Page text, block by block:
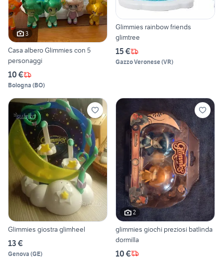
3
Casa albero Glimmies con 5
personaggi
10 €
Bologna (BO)
Glimmies rainbow friends
glimtree
15 €
Gazzo Veronese(VR)
Glimmies giostra glimheel
13 €
Genova (GE)
2
glimmies giochi preziosi batlinda
dormilla
10 €